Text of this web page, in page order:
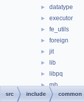
► datatype
► executor
► fe_utils
► foreign
► jit
► lib
► libpq
► mb
► nodes
src include common